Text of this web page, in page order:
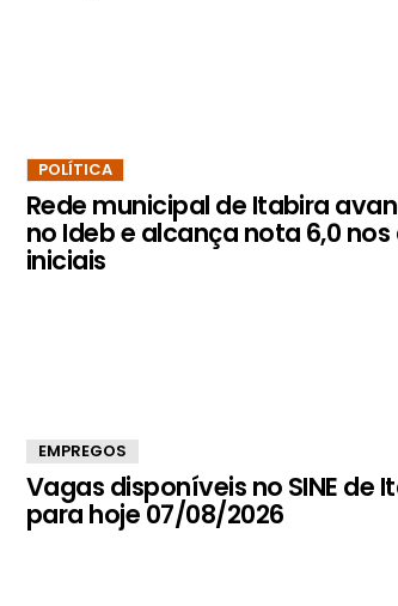
POLÍTICA
Rede municipal de Itabira
no Ideb e alcança nota 6,0 nos
iniciais
EMPREGOS
Vagas disponíveis no SINE de
para hoje 07/08/2026